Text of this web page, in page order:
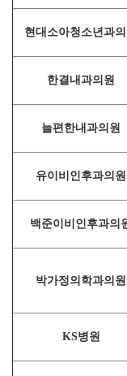
현대소아청소년과의
한결내과의원
늘편한내과의원
유이비인후과의원
백준이비인후과의
박가정의학과의원
KS병원